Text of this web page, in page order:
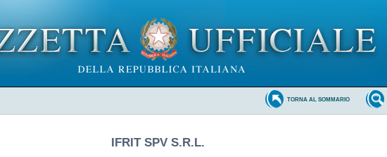
TORNA AL SOMMARIO
IFRIT SPV S.R.L.